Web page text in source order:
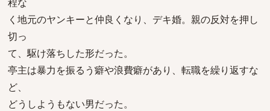
く地元のヤンキーと仲良くなり、デキ婚。親の反対を押し
切っ
て、駆け落ちした形だった。
亭主は暴力を振るう癖や浪費癖があり、転職を繰り返すな
ど、
どうしようもない男だった。